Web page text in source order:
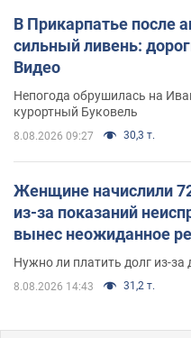
В Прикарпатье после
сильный ливень:
Видео
Непогода обрушилась на
курортный Буковель
8.08.2026 09:27 30,3 т.
Женщине начислили
из-за показаний
вынес неожиданное
Нужно ли платить долг из-за
8.08.2026 14:43 31,2 т.